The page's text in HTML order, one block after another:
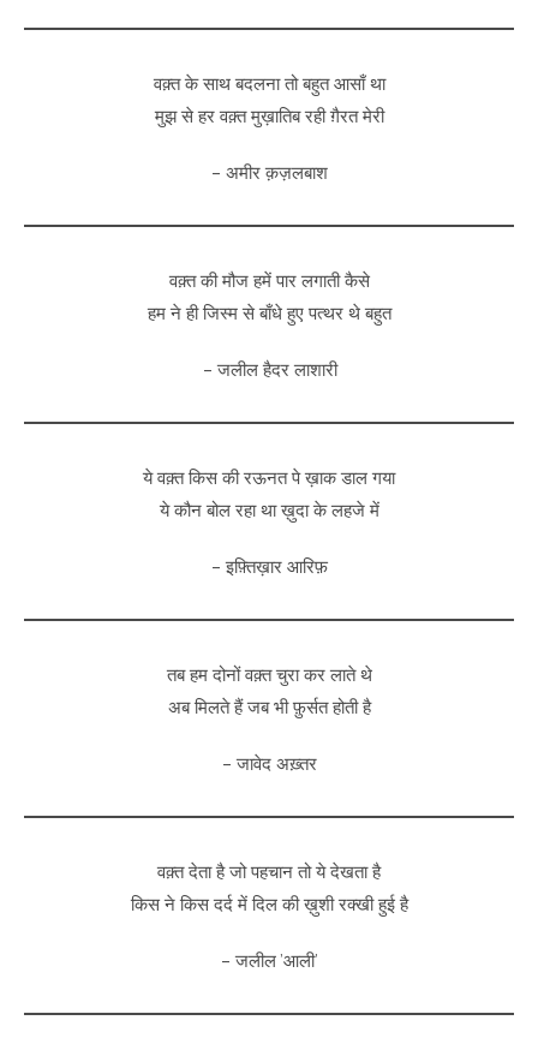
वक़्त के साथ बदलना तो बहुत आसाँ था
मुझ से हर वक़्त मुख़ातिब रही ग़ैरत मेरी
– अमीर क़ज़लबाश
वक़्त की मौज हमें पार लगाती कैसे
हम ने ही जिस्म से बाँधे हुए पत्थर थे बहुत
– जलील हैदर लाशारी
ये वक़्त किस की रऊनत पे ख़ाक डाल गया
ये कौन बोल रहा था ख़ुदा के लहजे में
– इफ़्तिख़ार आरिफ़
तब हम दोनों वक़्त चुरा कर लाते थे
अब मिलते हैं जब भी फ़ुर्सत होती है
– जावेद अख़्तर
वक़्त देता है जो पहचान तो ये देखता है
किस ने किस दर्द में दिल की ख़ुशी रक्खी हुई है
– जलील ’आली’